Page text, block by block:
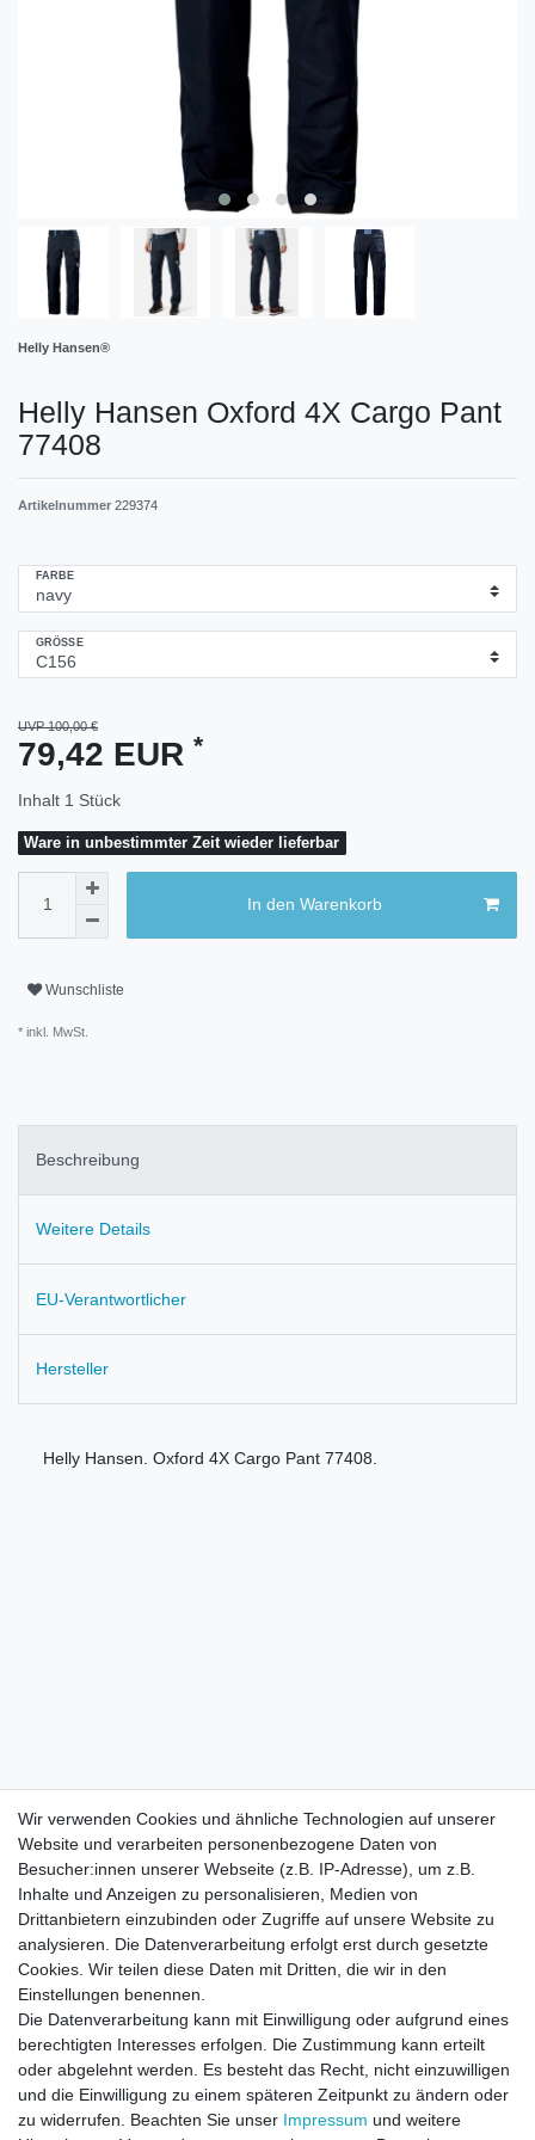
Helly Hansen®
Helly Hansen Oxford 4X Cargo Pant
77408
Artikelnummer 229374
FARBE
GRÖSSE
UVP 100,00 €
79,42 EUR *
Inhalt 1 Stück
Ware in unbestimmter Zeit wieder lieferbar
In den Warenkorb
Wunschliste
* inkl. MwSt.
Beschreibung
Weitere Details
EU-Verantwortlicher
Hersteller
Helly Hansen. Oxford 4X Cargo Pant 77408.
Wir verwenden Cookies und ähnliche Technologien auf unserer
Website und verarbeiten personenbezogene Daten von
Besucher:innen unserer Webseite (z.B. IP-Adresse), um z.B.
Inhalte und Anzeigen zu personalisieren, Medien von
Drittanbietern einzubinden oder Zugriffe auf unsere Website zu
analysieren. Die Datenverarbeitung erfolgt erst durch gesetzte
Cookies. Wir teilen diese Daten mit Dritten, die wir in den
Einstellungen benennen.
Die Datenverarbeitung kann mit Einwilligung oder aufgrund eines
berechtigten Interesses erfolgen. Die Zustimmung kann erteilt
oder abgelehnt werden. Es besteht das Recht, nicht einzuwilligen
und die Einwilligung zu einem späteren Zeitpunkt zu ändern oder
zu widerrufen. Beachten Sie unser Impressum und weitere